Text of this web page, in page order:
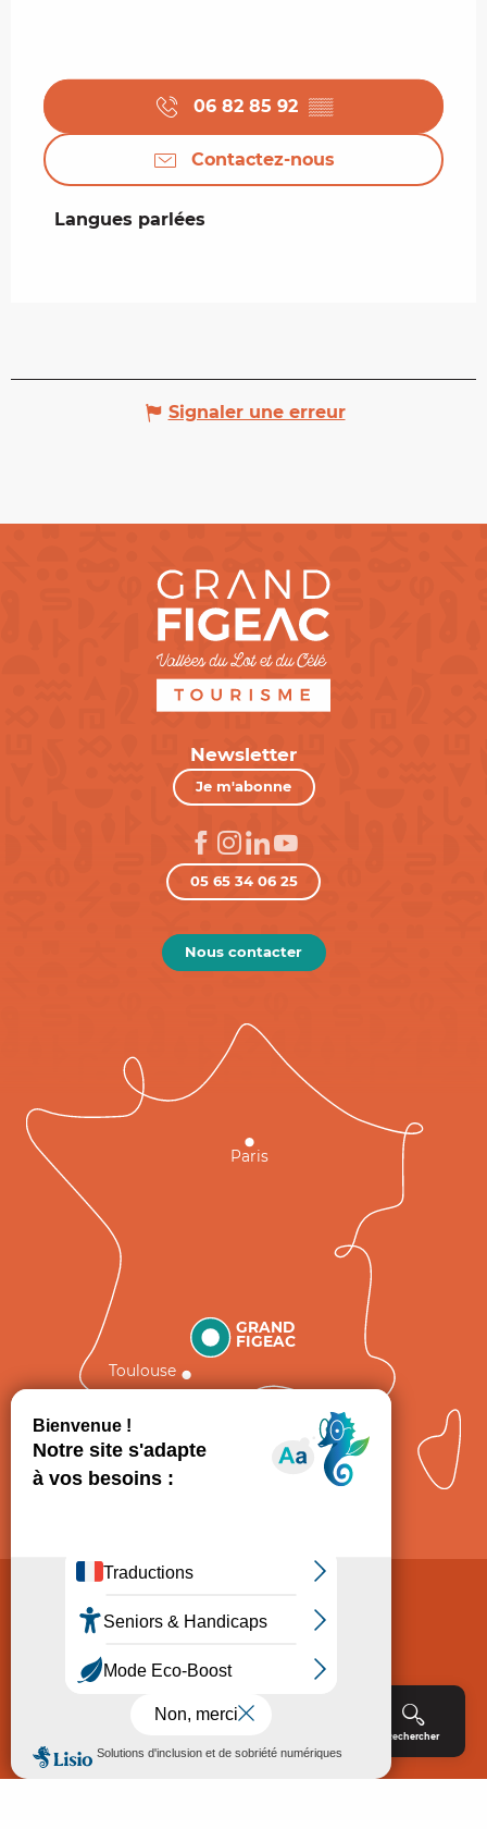
Rechercher
06 82 85 92 ▒▒
Contactez-nous
Langues parlées
Langues parlées
Signaler une erreur
Newsletter
Je m'abonne
05 65 34 06 25
Nous contacter
GRAND
FIGEAC
Toulouse
Paris
Politique de Protection des données
Consentement
Accessibilité : non conforme